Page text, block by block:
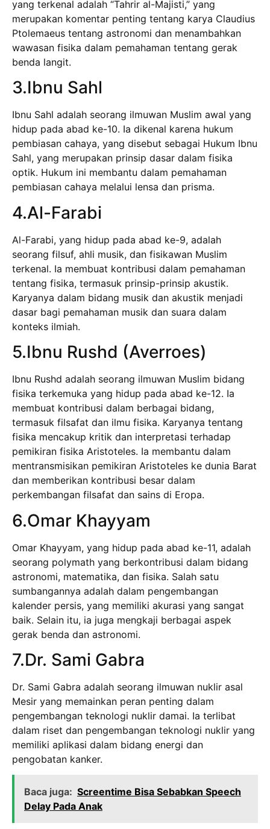
yang terkenal adalah “Tahrir al-Majisti,” yang
merupakan komentar penting tentang karya Claudius
Ptolemaeus tentang astronomi dan menambahkan
wawasan fisika dalam pemahaman tentang gerak
benda langit.
3.Ibnu Sahl
Ibnu Sahl adalah seorang ilmuwan Muslim awal yang
hidup pada abad ke-10. Ia dikenal karena hukum
pembiasan cahaya, yang disebut sebagai Hukum Ibnu
Sahl, yang merupakan prinsip dasar dalam fisika
optik. Hukum ini membantu dalam pemahaman
pembiasan cahaya melalui lensa dan prisma.
4.Al-Farabi
Al-Farabi, yang hidup pada abad ke-9, adalah
seorang filsuf, ahli musik, dan fisikawan Muslim
terkenal. Ia membuat kontribusi dalam pemahaman
tentang fisika, termasuk prinsip-prinsip akustik.
Karyanya dalam bidang musik dan akustik menjadi
dasar bagi pemahaman musik dan suara dalam
konteks ilmiah.
5.Ibnu Rushd (Averroes)
Ibnu Rushd adalah seorang ilmuwan Muslim bidang
fisika terkemuka yang hidup pada abad ke-12. Ia
membuat kontribusi dalam berbagai bidang,
termasuk filsafat dan ilmu fisika. Karyanya tentang
fisika mencakup kritik dan interpretasi terhadap
pemikiran fisika Aristoteles. Ia membantu dalam
mentransmisikan pemikiran Aristoteles ke dunia Barat
dan memberikan kontribusi besar dalam
perkembangan filsafat dan sains di Eropa.
6.Omar Khayyam
Omar Khayyam, yang hidup pada abad ke-11, adalah
seorang polymath yang berkontribusi dalam bidang
astronomi, matematika, dan fisika. Salah satu
sumbangannya adalah dalam pengembangan
kalender persis, yang memiliki akurasi yang sangat
baik. Selain itu, ia juga mengkaji berbagai aspek
gerak benda dan astronomi.
7.Dr. Sami Gabra
Dr. Sami Gabra adalah seorang ilmuwan nuklir asal
Mesir yang memainkan peran penting dalam
pengembangan teknologi nuklir damai. Ia terlibat
dalam riset dan pengembangan teknologi nuklir yang
memiliki aplikasi dalam bidang energi dan
pengobatan kanker.
Baca juga: Screentime Bisa Sebabkan Speech
Delay Pada Anak